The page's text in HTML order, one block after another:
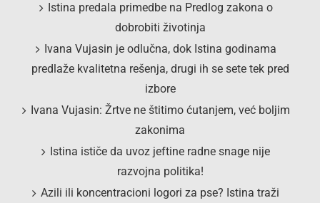
Istina predala primedbe na Predlog zakona o
dobrobiti životinja
Ivana Vujasin je odlučna, dok Istina godinama
predlaže kvalitetna rešenja, drugi ih se sete tek pred
izbore
Ivana Vujasin: Žrtve ne štitimo ćutanjem, već boljim
zakonima
Istina ističe da uvoz jeftine radne snage nije
razvojna politika!
Azili ili koncentracioni logori za pse? Istina traži